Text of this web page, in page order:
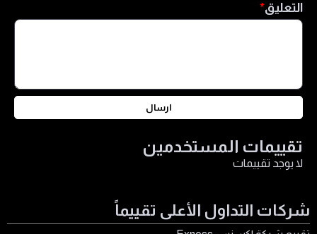
التعليق
ارسال
تقييمات المستخدمين
لا يوجد تقييمات
شركات التداول الأعلى تقييماً